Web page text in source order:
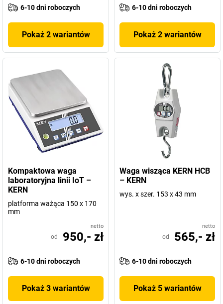
6-10 dni roboczych
Pokaż 2 wariantów
6-10 dni roboczych
Pokaż 2 wariantów
Kompaktowa waga
laboratoryjna linii IoT –
KERN
platforma ważąca 150 x 170
mm
netto
od 950,- zł
6-10 dni roboczych
Pokaż 3 wariantów
Waga wisząca KERN HCB
– KERN
wys. x szer. 153 x 43 mm
netto
od 565,- zł
6-10 dni roboczych
Pokaż 5 wariantów